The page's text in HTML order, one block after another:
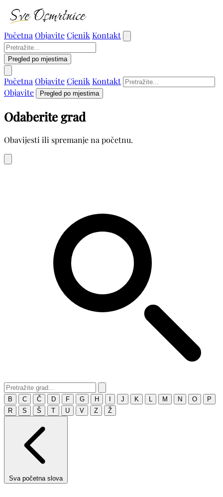
Početna ObjaviteCjenik Kontakt
Pregled po mjestima
Početna ObjaviteCjenik Kontakt
Objavite
Pregled po mjestima
Odaberite grad
Obavijesti ili spremanje na početnu.
B C Č D F G H J K M N O
P
R
S Š T U V Z Ž
Sva početna slova